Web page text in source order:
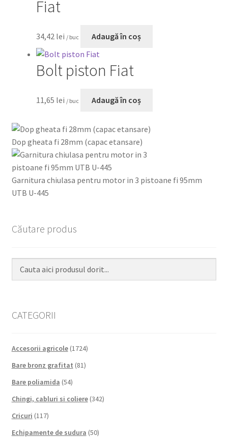
Fiat
34,42 lei / buc Adaugă în coș
Bolt piston Fiat
11,65 lei / buc Adaugă în coș
Dop gheata fi 28mm (capac etansare)
Garnitura chiulasa pentru motor in 3 pistoane fi 95mm
UTB U-445
Căutare produs
CATEGORII
Accesorii agricole (1724)
Bare bronz grafitat (81)
Bare poliamida (54)
Chingi, cabluri si coliere (342)
Cricuri (117)
Echipamente de sudura (50)